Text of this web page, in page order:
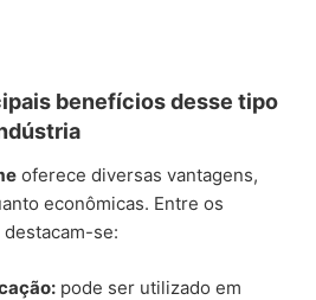
benefícios desse tipo
oferece diversas vantagens,
econômicas. Entre os
se:
pode ser utilizado em